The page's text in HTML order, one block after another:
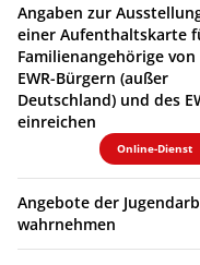
Angaben zur
einer Aufenthaltskarte
Familienangehörige von
EWR-Bürgern (außer
Deutschland) und des
einreichen
Online-Dienst
Angebote der
wahrnehmen